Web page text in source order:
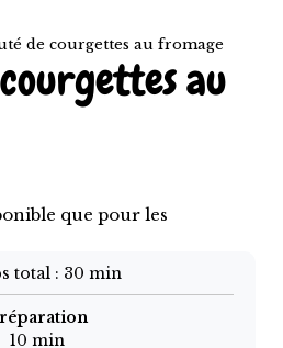
de courgettes au fromage
au
que pour les
total : 30 min
10 min